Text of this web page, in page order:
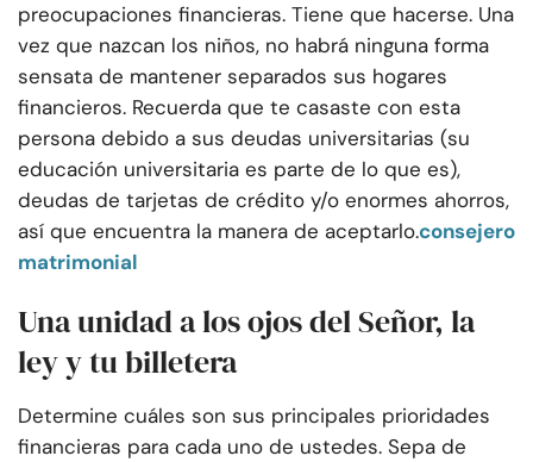
preocupaciones financieras. Tiene que hacerse. Una
vez que nazcan los niños, no habrá ninguna forma
sensata de mantener separados sus hogares
financieros. Recuerda que te casaste con esta
persona debido a sus deudas universitarias (su
educación universitaria es parte de lo que es),
deudas de tarjetas de crédito y/o enormes ahorros,
así que encuentra la manera de aceptarlo.consejero
matrimonial
Una unidad a los ojos del Señor, la
ley y tu billetera
Determine cuáles son sus principales prioridades
financieras para cada uno de ustedes. Sepa de